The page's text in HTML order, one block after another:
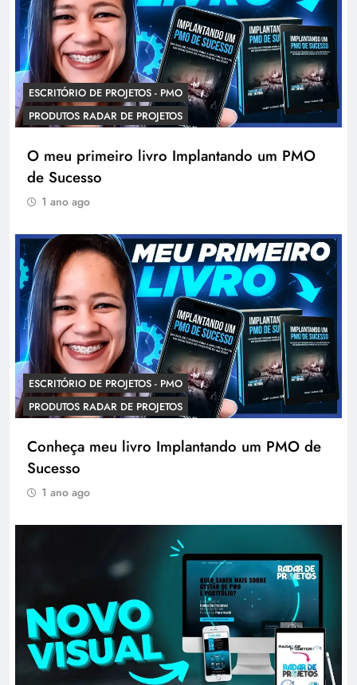
ESCRITÓRIO DE PROJETOS - PMO
PRODUTOS RADAR DE PROJETOS
O meu primeiro livro Implantando um PMO
de Sucesso
1 ano ago
ESCRITÓRIO DE PROJETOS - PMO
PRODUTOS RADAR DE PROJETOS
Conheça meu livro Implantando um PMO de
Sucesso
1 ano ago